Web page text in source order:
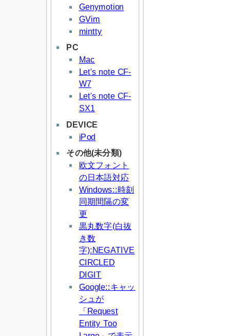
Genymotion
GVim
mintty
PC
Mac
Let's note CF-
W7
Let's note CF-
SX1
DEVICE
iPod
その他(未分類)
欧文フォント
の日本語対応
Windows::時刻
同期間隔の変
更
黒丸数字(白抜
き数
字):NEGATIVE
CIRCLED
DIGIT
Google::キャッ
シュが
「Request
Entity Too